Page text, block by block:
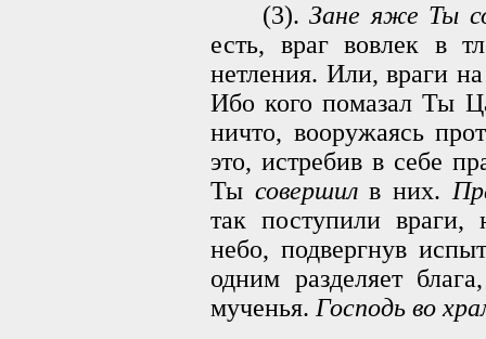
(3).Зане яже Ты
есть, враг вовлек в
нетления. Или, враги
Ибо кого помазал Ты
ничто, вооружаясь
это, истребив в себе
Ты совершилв них.
так поступили
небо, подвергнув
одним разделяет
мученья. Господь во